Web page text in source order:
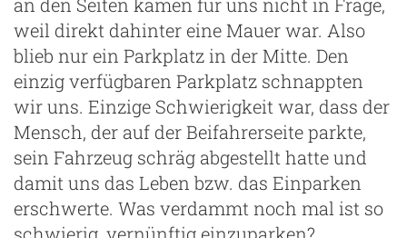
weil direkt dahinter eine Mauer war. Also
blieb nur ein Parkplatz in der Mitte. Den
einzig verfügbaren Parkplatz schnappten
wir uns. Einzige Schwierigkeit war, dass der
Mensch, der auf der Beifahrerseite parkte,
sein Fahrzeug schräg abgestellt hatte und
damit uns das Leben bzw. das Einparken
erschwerte. Was verdammt noch mal ist so
schwierig, vernünftig einzuparken?